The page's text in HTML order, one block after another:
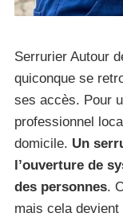
Serrurier Autour
quiconque se
ses accès. Pour
professionnel
domicile. Un
l’ouverture de
des personnes.
mais cela